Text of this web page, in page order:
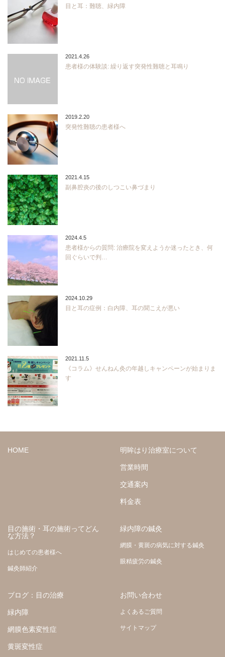
目と耳：難聴、緑内障
2021.4.26
患者様の体験談: 繰り返す突発性難聴と耳鳴り
2019.2.20
突発性難聴の患者様へ
2021.4.15
副鼻腔炎の後のしつこい鼻づまり
2024.4.5
患者様からの質問: 治療院を変えようか迷ったとき、何
回ぐらいで判…
2024.10.29
目と耳の症例：白内障、耳の聞こえが悪い
2021.11.5
《コラム》せんねん灸の年越しキャンペーンが始まりま
す
HOME 明眸はり治療室について
営業時間
交通案内
料金表
目の施術・耳の施術ってどん
な方法？
はじめての患者様へ
鍼灸師紹介
緑内障の鍼灸
網膜・黄斑の病気に対する鍼灸
眼精疲労の鍼灸
ブログ：目の治療
緑内障
網膜色素変性症
黄斑変性症
お問い合わせ
よくあるご質問
サイトマップ